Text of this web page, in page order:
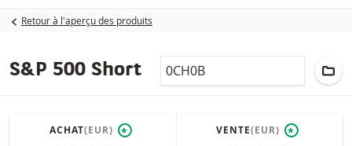
Retour à l'aperçu des produits
S&P 500 Short LocalCode
ACHAT(EUR) * VENTE(EUR) *